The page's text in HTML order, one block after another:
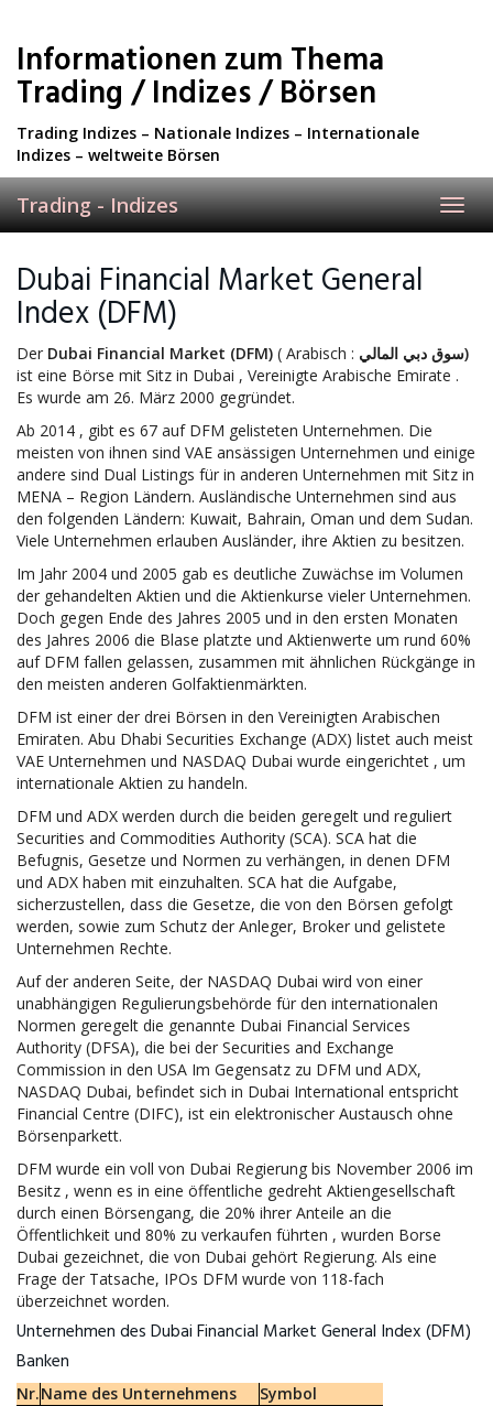
main
content
Informationen zum Thema
Trading / Indizes / Börsen
Trading Indizes – Nationale Indizes – Internationale
Indizes – weltweite Börsen
Trading - Indizes
Dubai Financial Market General
Index (DFM)
Der Dubai Financial Market (DFM) ( Arabisch :
سوق دبي المالي)
ist eine Börse mit Sitz in Dubai , Vereinigte Arabische Emirate .
Es wurde am 26. März 2000 gegründet.
Ab 2014 , gibt es 67 auf DFM gelisteten Unternehmen. Die
meisten von ihnen sind VAE ansässigen Unternehmen und einige
andere sind Dual Listings für in anderen Unternehmen mit Sitz in
MENA – Region Ländern. Ausländische Unternehmen sind aus
den folgenden Ländern: Kuwait, Bahrain, Oman und dem Sudan.
Viele Unternehmen erlauben Ausländer, ihre Aktien zu besitzen.
Im Jahr 2004 und 2005 gab es deutliche Zuwächse im Volumen
der gehandelten Aktien und die Aktienkurse vieler Unternehmen.
Doch gegen Ende des Jahres 2005 und in den ersten Monaten
des Jahres 2006 die Blase platzte und Aktienwerte um rund 60%
auf DFM fallen gelassen, zusammen mit ähnlichen Rückgänge in
den meisten anderen Golfaktienmärkten.
DFM ist einer der drei Börsen in den Vereinigten Arabischen
Emiraten. Abu Dhabi Securities Exchange (ADX) listet auch meist
VAE Unternehmen und NASDAQ Dubai wurde eingerichtet , um
internationale Aktien zu handeln.
DFM und ADX werden durch die beiden geregelt und reguliert
Securities and Commodities Authority (SCA). SCA hat die
Befugnis, Gesetze und Normen zu verhängen, in denen DFM
und ADX haben mit einzuhalten. SCA hat die Aufgabe,
sicherzustellen, dass die Gesetze, die von den Börsen gefolgt
werden, sowie zum Schutz der Anleger, Broker und gelistete
Unternehmen Rechte.
Auf der anderen Seite, der NASDAQ Dubai wird von einer
unabhängigen Regulierungsbehörde für den internationalen
Normen geregelt die genannte Dubai Financial Services
Authority (DFSA), die bei der Securities and Exchange
Commission in den USA Im Gegensatz zu DFM und ADX,
NASDAQ Dubai, befindet sich in Dubai International entspricht
Financial Centre (DIFC), ist ein elektronischer Austausch ohne
Börsenparkett.
DFM wurde ein voll von Dubai Regierung bis November 2006 im
Besitz , wenn es in eine öffentliche gedreht Aktiengesellschaft
durch einen Börsengang, die 20% ihrer Anteile an die
Öffentlichkeit und 80% zu verkaufen führten , wurden Borse
Dubai gezeichnet, die von Dubai gehört Regierung. Als eine
Frage der Tatsache, IPOs DFM wurde von 118-fach
überzeichnet worden.
Unternehmen des Dubai Financial Market General Index (DFM)
Banken
Nr.Name des Unternehmens
Symbol